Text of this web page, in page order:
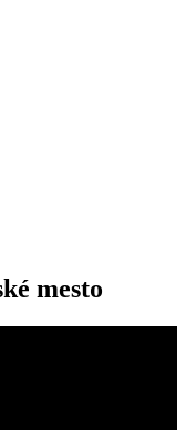
mesto